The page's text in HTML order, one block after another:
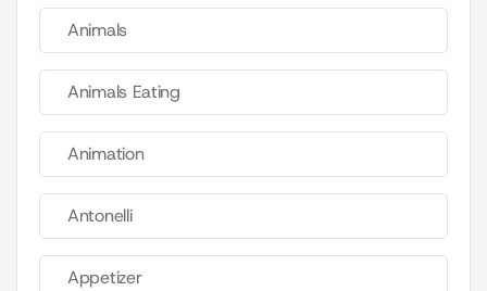
Animals
Animals Eating
Animation
Antonelli
Appetizer